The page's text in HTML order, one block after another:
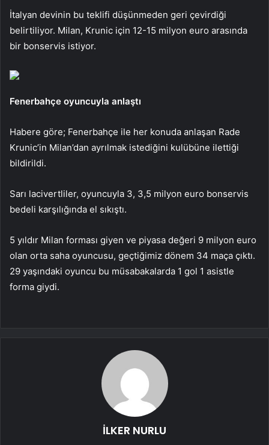
İtalyan devinin bu teklifi düşünmeden geri çevirdiği
belirtiliyor. Milan, Krunic için 12-15 milyon euro arasında
bir bonservis istiyor.
Fenerbahçe oyuncuyla anlaştı
Habere göre; Fenerbahçe ile her konuda anlaşan Rade
Krunic’in Milan’dan ayrılmak istediğini kulübüne ilettiği
bildirildi.
Sarı lacivertliler, oyuncuyla 3, 3,5 milyon euro bonservis
bedeli karşılığında el sıkıştı.
5 yıldır Milan forması giyen ve piyasa değeri 9 milyon euro
olan orta saha oyuncusu, geçtiğimiz dönem 34 maça çıktı.
29 yaşındaki oyuncu bu müsabakalarda 1 gol 1 asistle
forma giydi.
İLKER NURLU